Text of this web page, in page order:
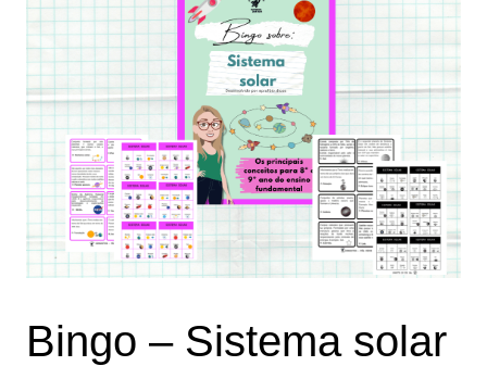
Bingo – Sistema solar